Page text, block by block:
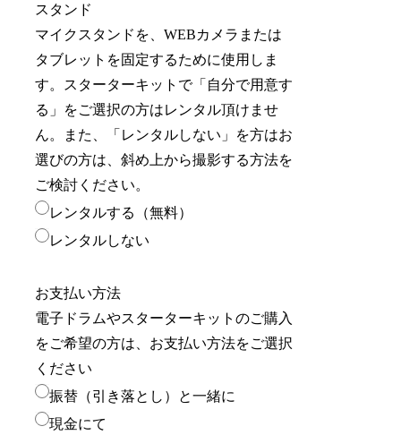
スタンド
マイクスタンドを、WEBカメラまたは
タブレットを固定するために使用しま
す。スターターキットで「自分で用意す
る」をご選択の方はレンタル頂けませ
ん。また、「レンタルしない」を方はお
選びの方は、斜め上から撮影する方法を
ご検討ください。
レンタルする（無料）
レンタルしない
お支払い方法
電子ドラムやスターターキットのご購入
をご希望の方は、お支払い方法をご選択
ください
振替（引き落とし）と一緒に
現金にて